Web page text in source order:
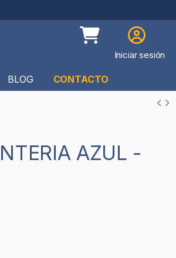
Iniciar sesión
BLOG CONTACTO